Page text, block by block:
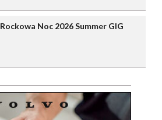
Rockowa Noc 2026 Summer GIG